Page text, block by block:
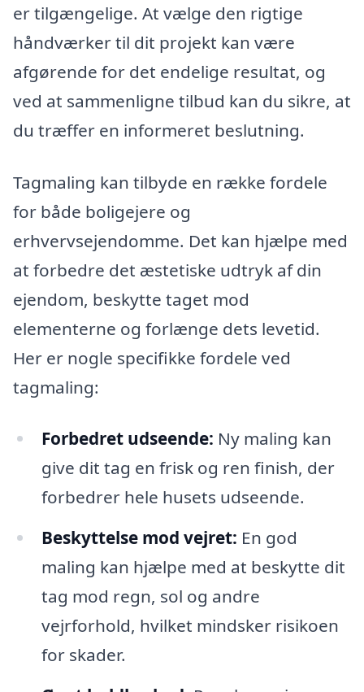
er tilgængelige. At vælge den rigtige
håndværker til dit projekt kan være
afgørende for det endelige resultat, og
ved at sammenligne tilbud kan du sikre, at
du træffer en informeret beslutning.
Tagmaling kan tilbyde en række fordele
for både boligejere og
erhvervsejendomme. Det kan hjælpe med
at forbedre det æstetiske udtryk af din
ejendom, beskytte taget mod
elementerne og forlænge dets levetid.
Her er nogle specifikke fordele ved
tagmaling:
Forbedret udseende: Ny maling kan
give dit tag en frisk og ren finish, der
forbedrer hele husets udseende.
Beskyttelse mod vejret: En god
maling kan hjælpe med at beskytte dit
tag mod regn, sol og andre
vejrforhold, hvilket mindsker risikoen
for skader.